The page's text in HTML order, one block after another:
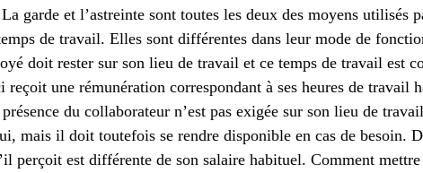
garde et l’astreinte sont toutes les deux des moyens utilisés
de travail. Elles sont différentes dans leur mode de
doit rester sur son lieu de travail et ce temps de travail est
une rémunération correspondant à ses heures de travail
du collaborateur n’est pas exigée sur son lieu de
mais il doit toutefois se rendre disponible en cas de besoin.
perçoit est différente de son salaire habituel. Comment